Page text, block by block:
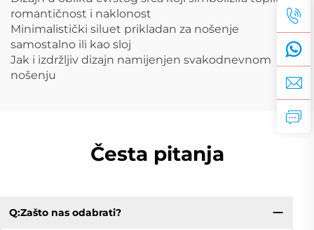
romantičnost i naklonost
Minimalistički siluet prikladan za nošenje
samostalno ili kao sloj
Jak i izdržljiv dizajn namijenjen svakodnevnom
nošenju
Česta pitanja
Q:Zašto nas odabrati?